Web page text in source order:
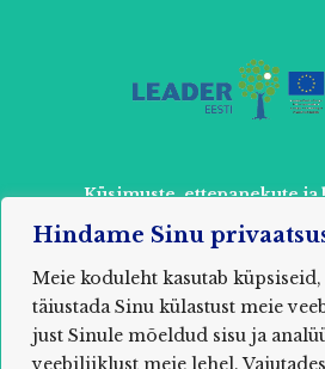
Hindame Sinu
Meie koduleht kasutab
täiustada Sinu külastust meie
just Sinule mõeldud sisu ja
veebiliiklust meie lehel.
Küsimuste, ettepanekute
+ 372 52 803 87 või